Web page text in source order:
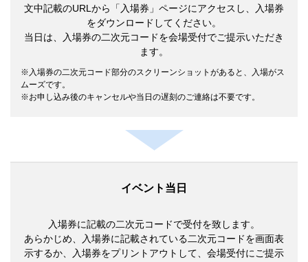
文中記載のURLから「入場券」ページにアクセスし、入場券
をダウンロードしてください。
当日は、入場券の二次元コードを会場受付でご提示いただき
ます。
入場券の二次元コード部分のスクリーンショットがあると、入場がス
ムーズです。
お申し込み後のキャンセルや当日の遅刻のご連絡は不要です。
イベント当日
入場券に記載の二次元コードで受付を致します。
あらかじめ、入場券に記載されている二次元コードを画面表
示するか、入場券をプリントアウトして、会場受付にご提示